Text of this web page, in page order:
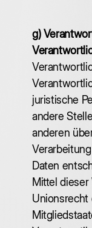
g)
juristische
andere
anderen
Daten
Mittel dieser
Unionsrecht